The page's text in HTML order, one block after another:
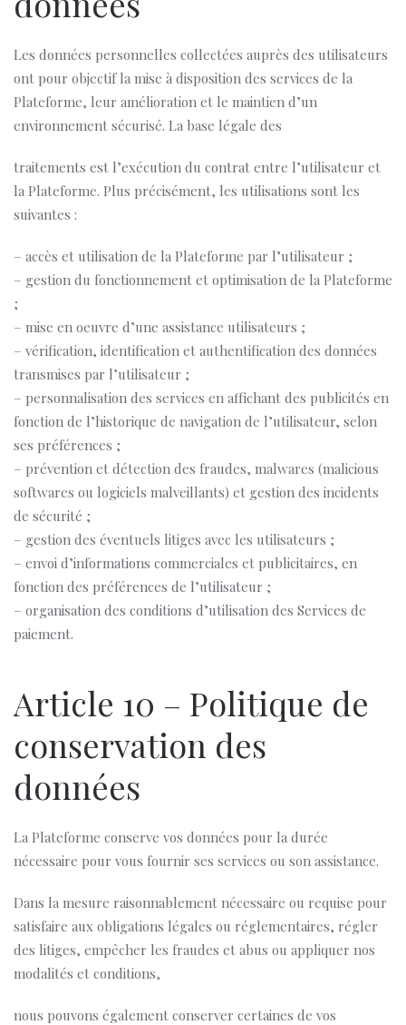
Les données personnelles collectées auprès des utilisateurs
ont pour objectif la mise à disposition des services de la
Plateforme, leur amélioration et le maintien d’un
environnement sécurisé. La base légale des
traitements est l’exécution du contrat entre l’utilisateur et
la Plateforme. Plus précisément, les utilisations sont les
suivantes :
– accès et utilisation de la Plateforme par l’utilisateur ;
– gestion du fonctionnement et optimisation de la Plateforme
;
– mise en oeuvre d’une assistance utilisateurs ;
– vérification, identification et authentification des données
transmises par l’utilisateur ;
– personnalisation des services en affichant des publicités en
fonction de l’historique de navigation de l’utilisateur, selon
ses préférences ;
– prévention et détection des fraudes, malwares (malicious
softwares ou logiciels malveillants) et gestion des incidents
de sécurité ;
– gestion des éventuels litiges avec les utilisateurs ;
– envoi d’informations commerciales et publicitaires, en
fonction des préférences de l’utilisateur ;
– organisation des conditions d’utilisation des Services de
paiement.
Article 10 – Politique de
conservation des
données
La Plateforme conserve vos données pour la durée
nécessaire pour vous fournir ses services ou son assistance.
Dans la mesure raisonnablement nécessaire ou requise pour
satisfaire aux obligations légales ou réglementaires, régler
des litiges, empêcher les fraudes et abus ou appliquer nos
modalités et conditions,
nous pouvons également conserver certaines de vos